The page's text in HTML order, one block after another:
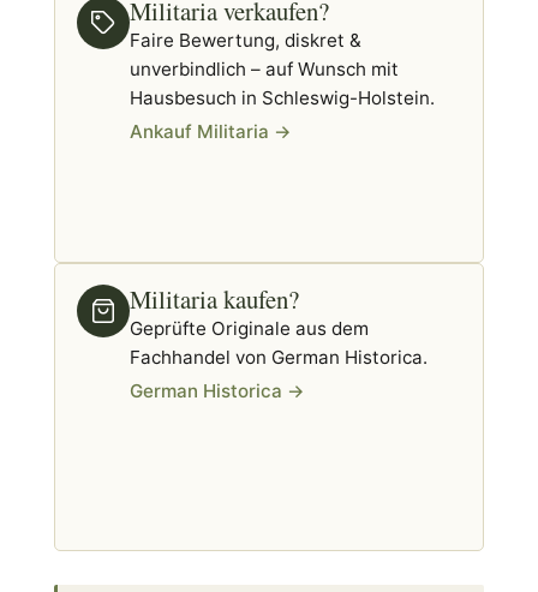
Militaria verkaufen?
Faire Bewertung, diskret &
unverbindlich – auf Wunsch mit
Hausbesuch in Schleswig-Holstein.
Ankauf Militaria →
Militaria kaufen?
Geprüfte Originale aus dem
Fachhandel von German Historica.
German Historica →